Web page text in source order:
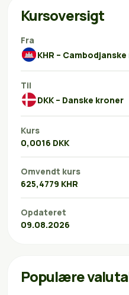
Kursoversigt
Fra
KHR – Cambodjanske
Til
DKK – Danske kroner
Kurs
0,0016 DKK
Omvendt kurs
625,4779 KHR
Opdateret
09.08.2026
Populære